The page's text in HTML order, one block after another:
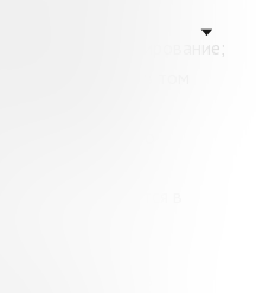
блокирование;
данных, в том
электронно-
осуществляется в